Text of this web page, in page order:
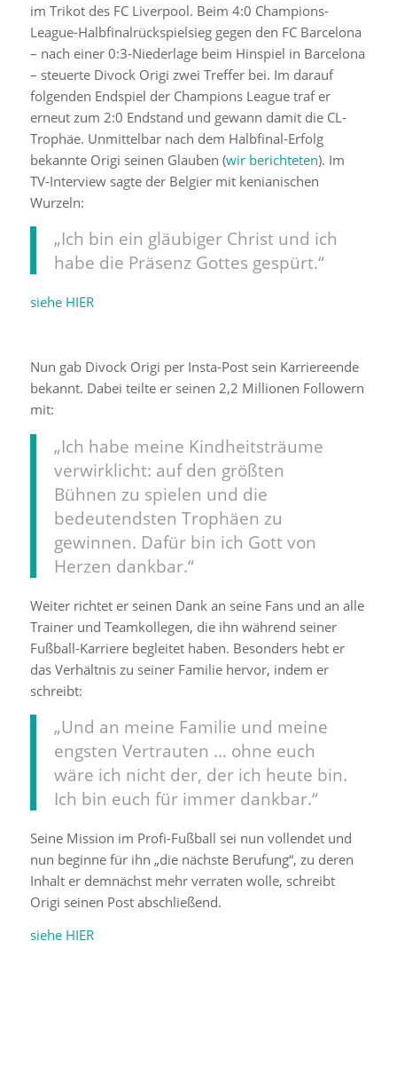
im Trikot des FC Liverpool. Beim 4:0 Champions-
League-Halbfinalrückspielsieg gegen den FC Barcelona
– nach einer 0:3-Niederlage beim Hinspiel in Barcelona
– steuerte Divock Origi zwei Treffer bei. Im darauf
folgenden Endspiel der Champions League traf er
erneut zum 2:0 Endstand und gewann damit die CL-
Trophäe. Unmittelbar nach dem Halbfinal-Erfolg
bekannte Origi seinen Glauben (wir berichteten). Im
TV-Interview sagte der Belgier mit kenianischen
Wurzeln:
„Ich bin ein gläubiger Christ und ich
habe die Präsenz Gottes gespürt.“
siehe HIER
Nun gab Divock Origi per Insta-Post sein Karriereende
bekannt. Dabei teilte er seinen 2,2 Millionen Followern
mit:
„Ich habe meine Kindheitsträume
verwirklicht: auf den größten
Bühnen zu spielen und die
bedeutendsten Trophäen zu
gewinnen. Dafür bin ich Gott von
Herzen dankbar.“
Weiter richtet er seinen Dank an seine Fans und an alle
Trainer und Teamkollegen, die ihn während seiner
Fußball-Karriere begleitet haben. Besonders hebt er
das Verhältnis zu seiner Familie hervor, indem er
schreibt:
„Und an meine Familie und meine
engsten Vertrauten … ohne euch
wäre ich nicht der, der ich heute bin.
Ich bin euch für immer dankbar.“
Seine Mission im Profi-Fußball sei nun vollendet und
nun beginne für ihn „die nächste Berufung“, zu deren
Inhalt er demnächst mehr verraten wolle, schreibt
Origi seinen Post abschließend.
siehe HIER